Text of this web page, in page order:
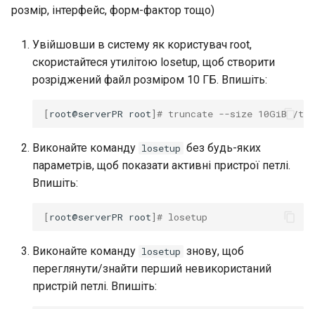
розмір, інтерфейс, форм-фактор тощо)
Увійшовши в систему як користувач root,
скористайтеся утилітою losetup, щоб створити
розріджений файл розміром 10 ГБ. Впишіть:
[root@serverPR root]# truncate --size 10GiB /
Виконайте команду losetup без будь-яких
параметрів, щоб показати активні пристрої петлі.
Впишіть:
[root@serverPR root]# losetup
Виконайте команду losetup знову, щоб
переглянути/знайти перший невикористаний
пристрій петлі. Впишіть: